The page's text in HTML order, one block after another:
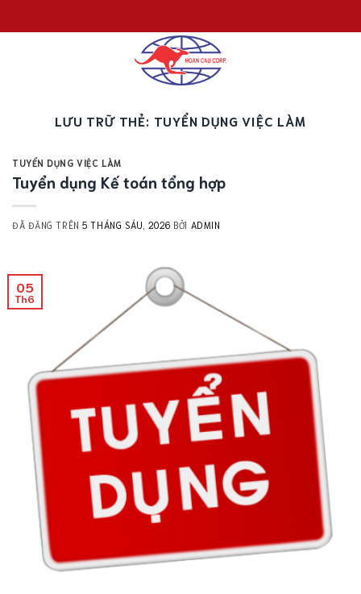
đến
LƯU TRỮ THẺ: TUYỂN DỤNG VIỆC LÀM
TUYỂN DỤNG VIỆC LÀM
Tuyển dụng Kế toán tổng hợp
ĐÃ ĐĂNG TRÊN5 THÁNG SÁU, 2026 BỞI ADMIN
05
Th6